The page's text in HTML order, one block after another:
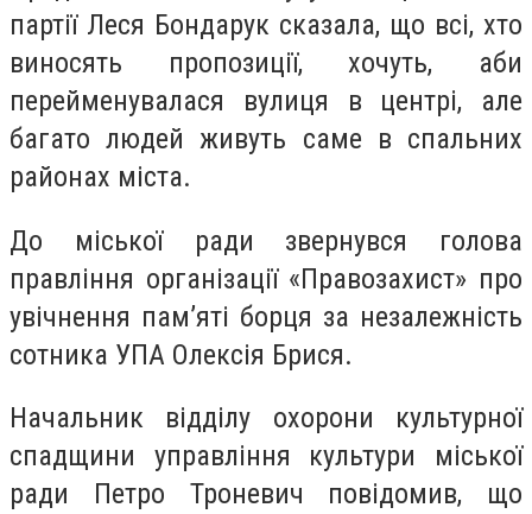
партії Леся Бондарук сказала, що всі, хто
виносять пропозиції, хочуть, аби
перейменувалася вулиця в центрі, але
багато людей живуть саме в спальних
районах міста.
До міської ради звернувся голова
правління організації «Правозахист» про
увічнення пам’яті борця за незалежність
сотника УПА Олексія Брися.
Начальник відділу охорони культурної
спадщини управління культури міської
ради Петро Троневич повідомив, що